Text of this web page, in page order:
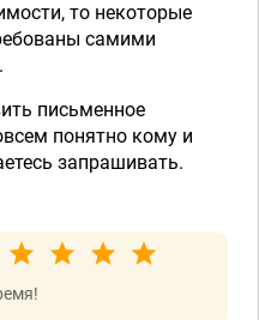
то некоторые
самими
письменное
понятно кому и
запрашивать.